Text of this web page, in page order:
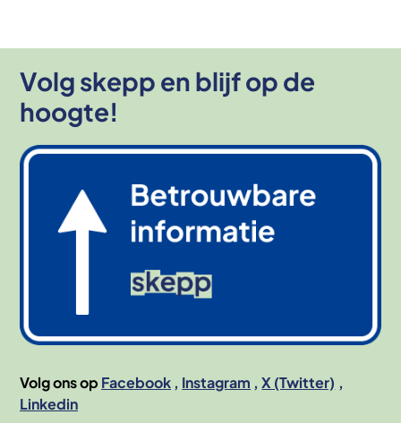
Volg skepp en blijf op de
hoogte!
Afbeelding
Volg ons op Facebook Instagram
X (Twitter)
Linkedin